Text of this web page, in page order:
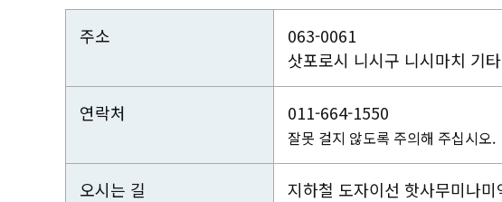
주소
063-0061
삿포로시 니시구 니시마치 기
연락처 011-664-1550
잘못 걸지 않도록 주의해 주십시오.
오시는 길 지하철 도자이선 핫사무미나